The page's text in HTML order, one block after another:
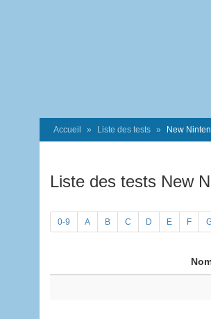
Accueil Liste des tests New
Liste des tests New
0-9 A B C D E F